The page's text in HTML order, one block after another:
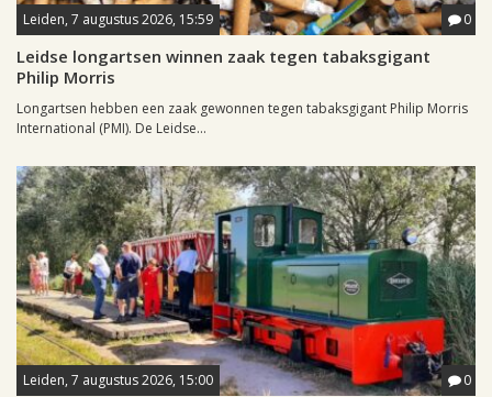
Leiden, 7 augustus 2026, 15:59 0
Leidse longartsen winnen zaak tegen tabaksgigant
Philip Morris
Longartsen hebben een zaak gewonnen tegen tabaksgigant Philip Morris
International (PMI). De Leidse...
Leiden, 7 augustus 2026, 15:00 0